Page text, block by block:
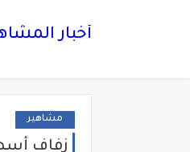
أخبار
مشاهير
زفاف